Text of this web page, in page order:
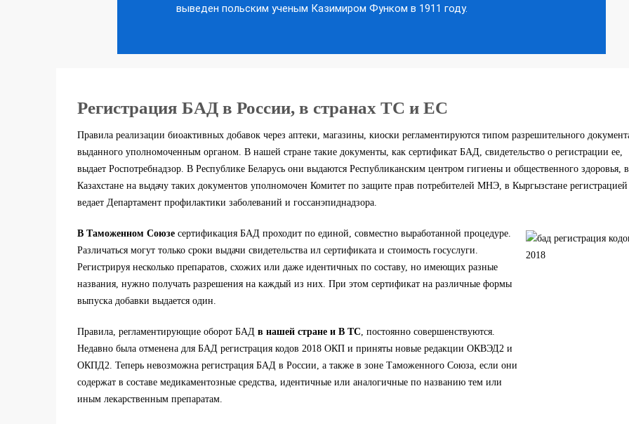
выведен польским ученым Казимиром Функом в 1911 году.
Регистрация БАД в России, в странах ТС и ЕС
Правила реализации биоактивных добавок через аптеки, магазины, киоски регламентируются типом разрешительного
выданного уполномоченным органом. В нашей стране такие документы, как сертификат БАД, свидетельство о регистрации ее,
выдает Роспотребнадзор. В Республике Беларусь они выдаются Республиканским центром гигиены и общественного здоровья, в
Казахстане на выдачу таких документов уполномочен Комитет по защите прав потребителей МНЭ, в Кыргызстане регистрацией
ведает Департамент профилактики заболеваний и госсанэпиднадзора.
В Таможенном Союзесертификация БАД проходит по единой, совместно выработанной процедуре.
Различаться могут только сроки выдачи свидетельства ил сертификата и стоимость госуслуги.
Регистрируя несколько препаратов, схожих или даже идентичных по составу, но имеющих разные
названия, нужно получать разрешения на каждый из них. При этом сертификат на различные формы
выпуска добавки выдается один.
Правила, регламентирующие оборот БАД в нашей стране и В ТС, постоянно совершенствуются.
Недавно была отменена для БАД регистрация кодов 2018 ОКП и приняты новые редакции ОКВЭД2 и
ОКПД2. Теперь невозможна регистрация БАД в России, а также в зоне Таможенного Союза, если они
содержат в составе медикаментозные средства, идентичные или аналогичные по названию тем или
иным лекарственным препаратам.